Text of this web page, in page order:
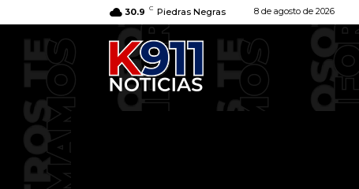
30.9 C Piedras Negras 8 de agosto de 2026